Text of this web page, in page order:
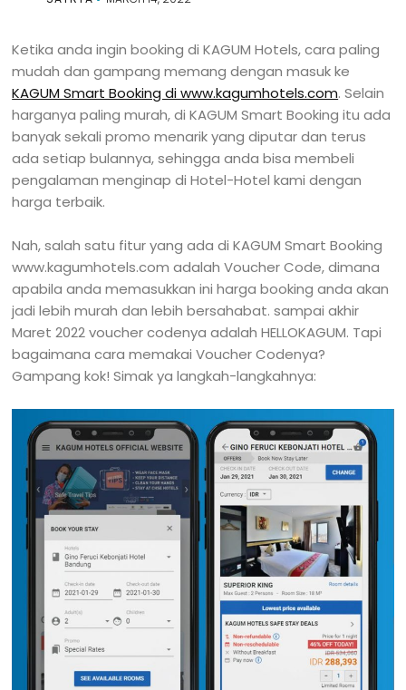
Ketika anda ingin booking di KAGUM Hotels, cara paling
mudah dan gampang memang dengan masuk ke
KAGUM Smart Booking di www.kagumhotels.com. Selain
harganya paling murah, di KAGUM Smart Booking itu ada
banyak sekali promo menarik yang diputar dan terus
ada setiap bulannya, sehingga anda bisa membeli
pengalaman menginap di Hotel-Hotel kami dengan
harga terbaik.
Nah, salah satu fitur yang ada di KAGUM Smart Booking
www.kagumhotels.com adalah Voucher Code, dimana
apabila anda memasukkan ini harga booking anda akan
jadi lebih murah dan lebih bersahabat. sampai akhir
Maret 2022 voucher codenya adalah HELLOKAGUM. Tapi
bagaimana cara memakai Voucher Codenya?
Gampang kok! Simak ya langkah-langkahnya: